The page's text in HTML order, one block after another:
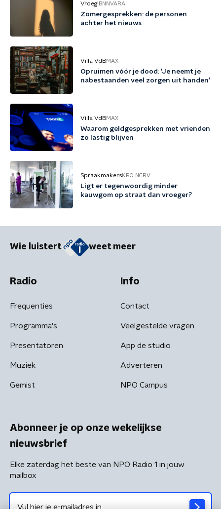
Vroeg! BNNVARA
Zomergesprekken: de personen
achter het nieuws
Villa VdBMAX
Opruimen vóór je dood: 'Je neemt je
nabestaanden veel zorgen uit handen'
Villa VdBMAX
Waarom geldgesprekken met vrienden
zo lastig blijven
SpraakmakersKRO-NCRV
Ligt er tegenwoordig minder
kauwgom op straat dan vroeger?
Wie luistert weet meer
Radio
Frequenties
Programma's
Presentatoren
Muziek
Gemist
Info
Contact
Veelgestelde vragen
App de studio
Adverteren
NPO Campus
Abonneer je op onze wekelijkse
nieuwsbrief
Elke zaterdag het beste van NPO Radio 1 in jouw
mailbox